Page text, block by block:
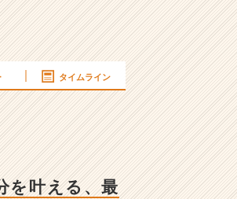
タイムライン
を叶える、最